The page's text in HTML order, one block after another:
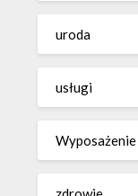
uroda
usługi